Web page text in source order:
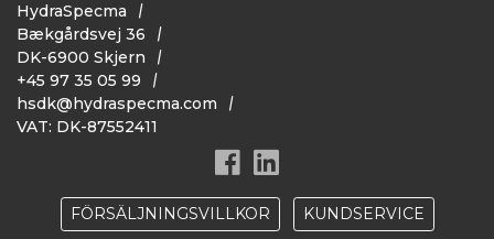
HydraSpecma
Bækgårdsvej 36
DK-6900 Skjern
+45 97 35 05 99
hsdk@hydraspecma.com
VAT: DK-87552411
FÖRSÄLJNINGSVILLKOR KUNDSERVICE